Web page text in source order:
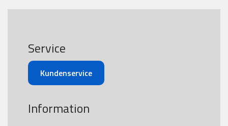
Service
Kundenservice
Information